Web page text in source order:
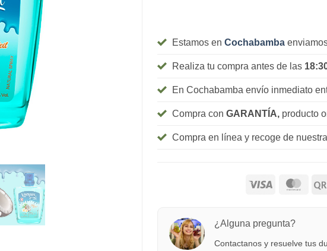
Estamos en Cochabamba
Realiza tu compra antes de las
En Cochabamba envío inmediato
Compra con GARANTÍA,producto
Compra en línea y recoge de
¿Alguna pregunta?
Contactanos y resuelve tus